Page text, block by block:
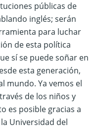
públicas de
inglés; serán
para luchar
de esta política
sí se puede soñar en
esta generación,
mundo. Ya vemos el
de los niños y
es posible gracias a
Universidad del